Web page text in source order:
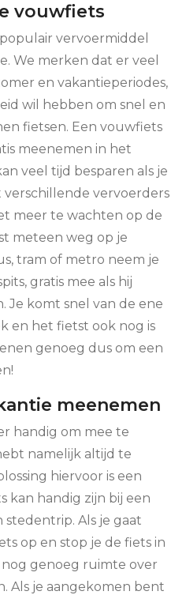
vouwfiets
vervoermiddel
We merken dat er veel
en vakantieperiodes,
wil hebben om snel en
fietsen. Een vouwfiets
meenemen in het
veel tijd besparen als je
vervoerders
meer te wachten op de
meteen weg op je
tram of metro neem je
gratis mee als hij
Je komt snel van de ene
en het fietst ook nog is
genoeg dus om een
meenemen
handig om mee te
namelijk altijd te
hiervoor is een
kan handig zijn bij een
Als je gaat
op en stop je de fiets in
genoeg ruimte over
Als je aangekomen bent